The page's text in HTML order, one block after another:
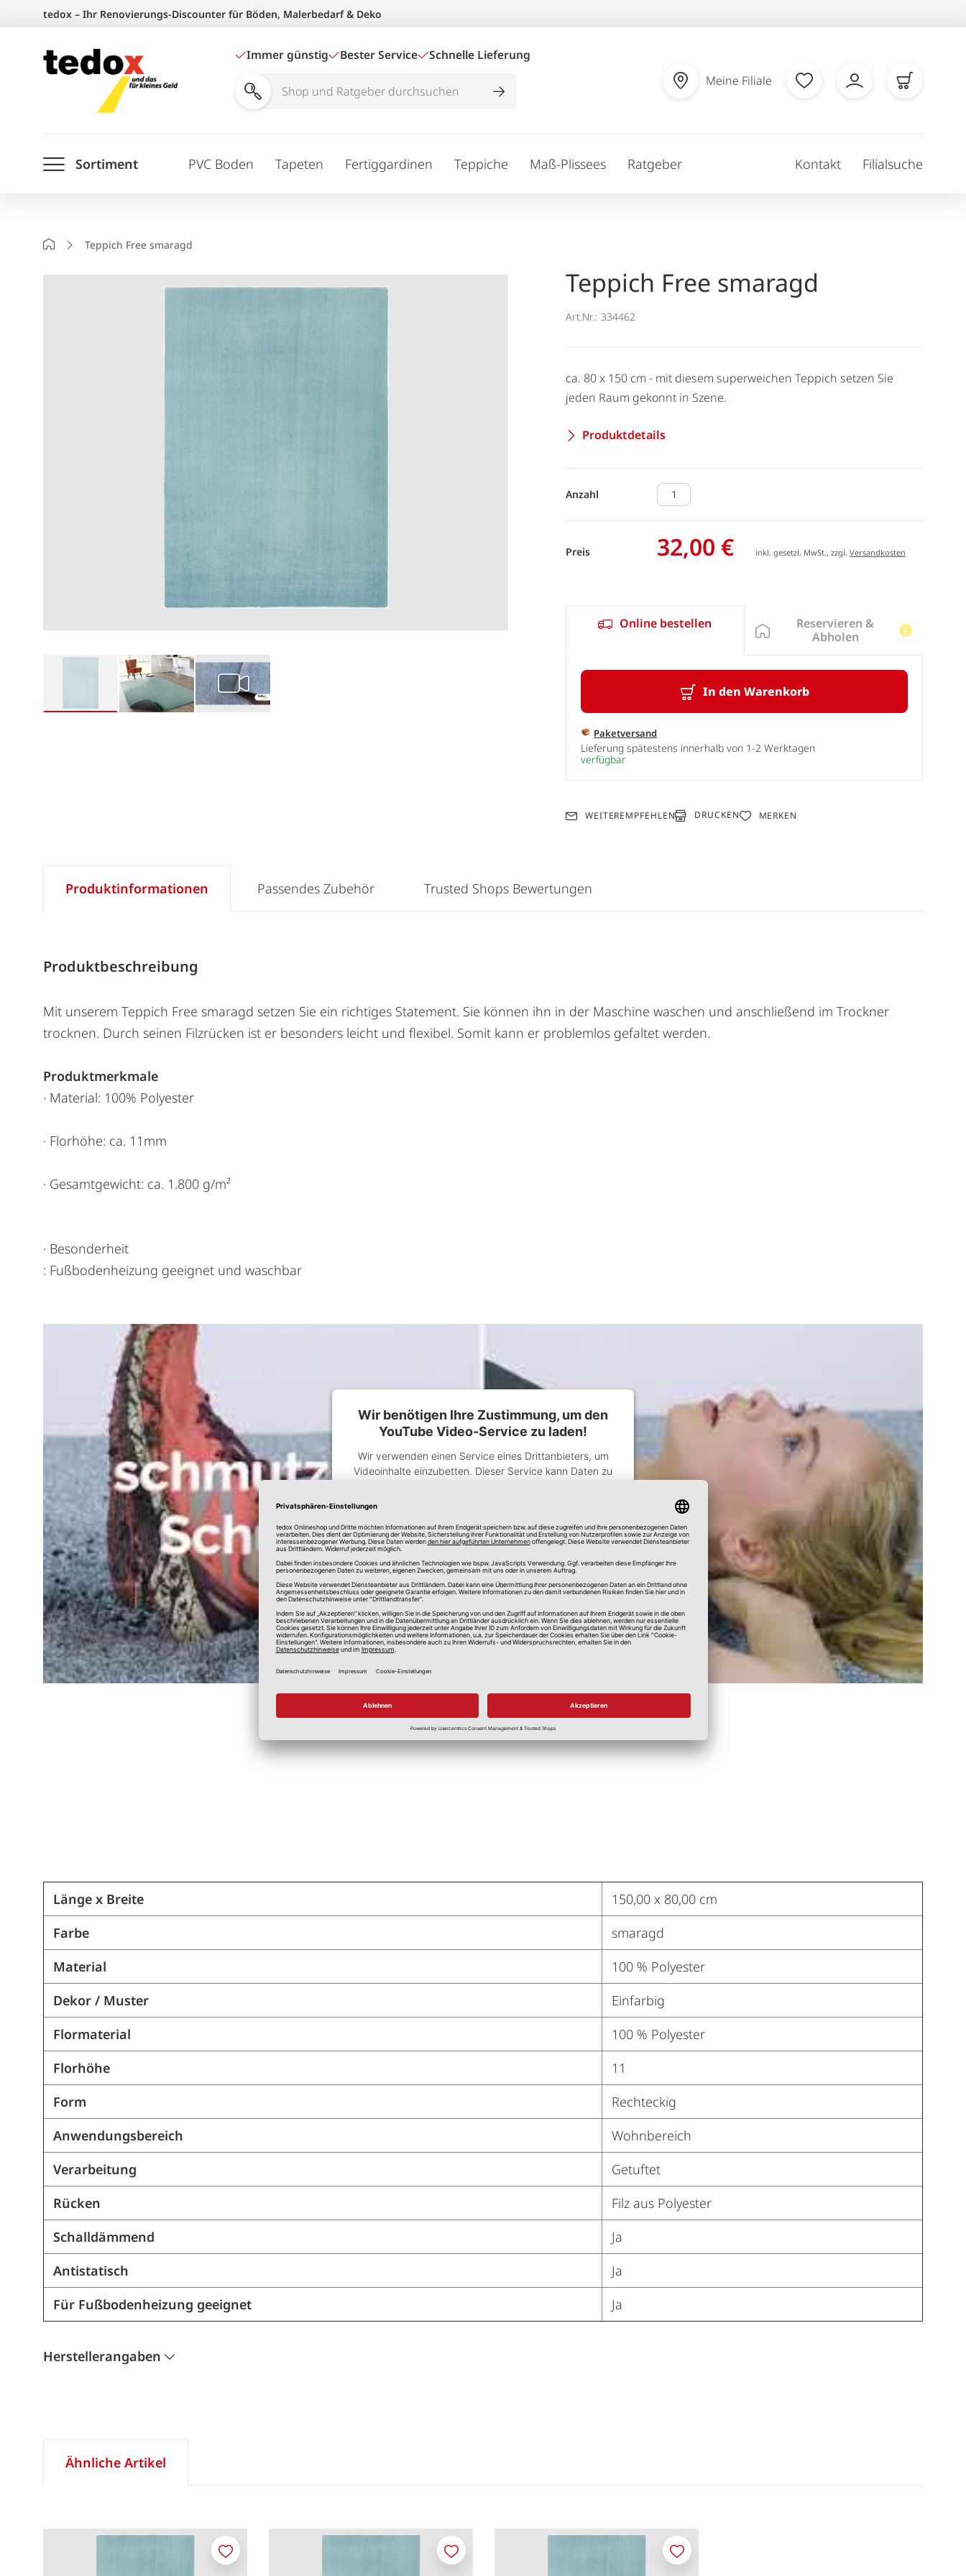
springen
tedox – Ihr Renovierungs-Discounter für Böden, Malerbedarf & Deko
Immer günstig Bester Service Schnelle Lieferung
Shop
durchsuchen
Meine Filiale
Sortiment PVC Boden Tapeten Fertiggardinen Teppiche Maß-Plissees Ratgeber Kontakt Filialsuche
StartseiteTeppich Free smaragd
Teppich Free smaragd
Art.Nr.: 334462
ca. 80 x 150 cm - mit diesem superweichen Teppich setzen Sie
jeden Raum gekonnt in Szene.
Produktdetails
Anzahl
Preis 32,00 € inkl. gesetzl. MwSt., zzgl.Versandkosten
Online bestellen
In den Warenkorb
Paketversand
Lieferung spätestens innerhalb von 1-2 Werktagen
verfügbar
Reservieren &
Abholen
WEITEREMPFEHLEN DRUCKEN MERKEN
Produktinformationen
Produktbeschreibung
Mit unserem Teppich Free smaragd setzen Sie ein richtiges Statement. Sie können ihn in der Maschine waschen und anschließend im Trockner
trocknen. Durch seinen Filzrücken ist er besonders leicht und flexibel. Somit kann er problemlos gefaltet werden.
Produktmerkmale
· Material: 100% Polyester
· Florhöhe: ca. 11mm
· Gesamtgewicht: ca. 1.800 g/m²
· Besonderheit
: Fußbodenheizung geeignet und waschbar
Wir benötigen Ihre Zustimmung, um den
YouTube Video-Service zu laden!
Wir verwenden einen Service eines Drittanbieters, um
Videoinhalte einzubetten. Dieser Service kann Daten zu
durch und stimmen Sie der Nutzung des Service zu, um
Mehr Informationen Akzeptieren
powered byUsercentrics Consent Management
Platform
Länge x Breite
150,00 x 80,00 cm
Farbe
smaragd
Material
100 % Polyester
Dekor / Muster
Einfarbig
Flormaterial
100 % Polyester
Florhöhe
11
Form
Rechteckig
Anwendungsbereich
Wohnbereich
Verarbeitung
Getuftet
Rücken
Filz aus Polyester
Schalldämmend
Ja
Antistatisch
Ja
Für Fußbodenheizung geeignet
Ja
Herstellerangaben
Passendes Zubehör Trusted Shops Bewertungen
Ähnliche Artikel
Merken Merken Merken